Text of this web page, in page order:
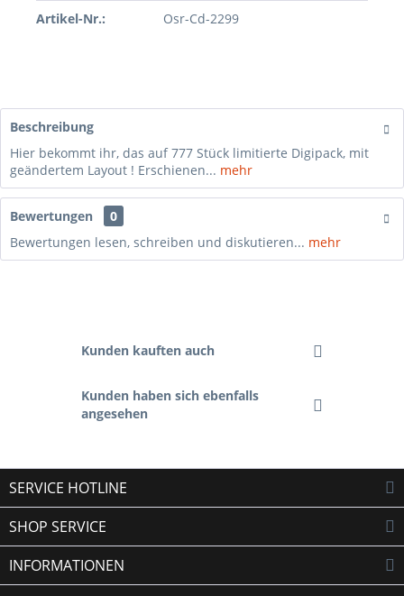
Artikel-Nr.: Osr-Cd-2299
Beschreibung
Hier bekommt ihr, das auf 777 Stück limitierte Digipack, mit
geändertem Layout ! Erschienen... mehr
Bewertungen
0
Bewertungen lesen, schreiben und diskutieren... mehr
Kunden kauften auch
Kunden haben sich ebenfalls
angesehen
SERVICE HOTLINE
SHOP SERVICE
INFORMATIONEN